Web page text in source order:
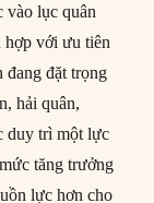
vào lục quân
hợp với ưu tiên
đang đặt trọng
hải quân,
duy trì một lực
tăng trưởng
lực hơn cho